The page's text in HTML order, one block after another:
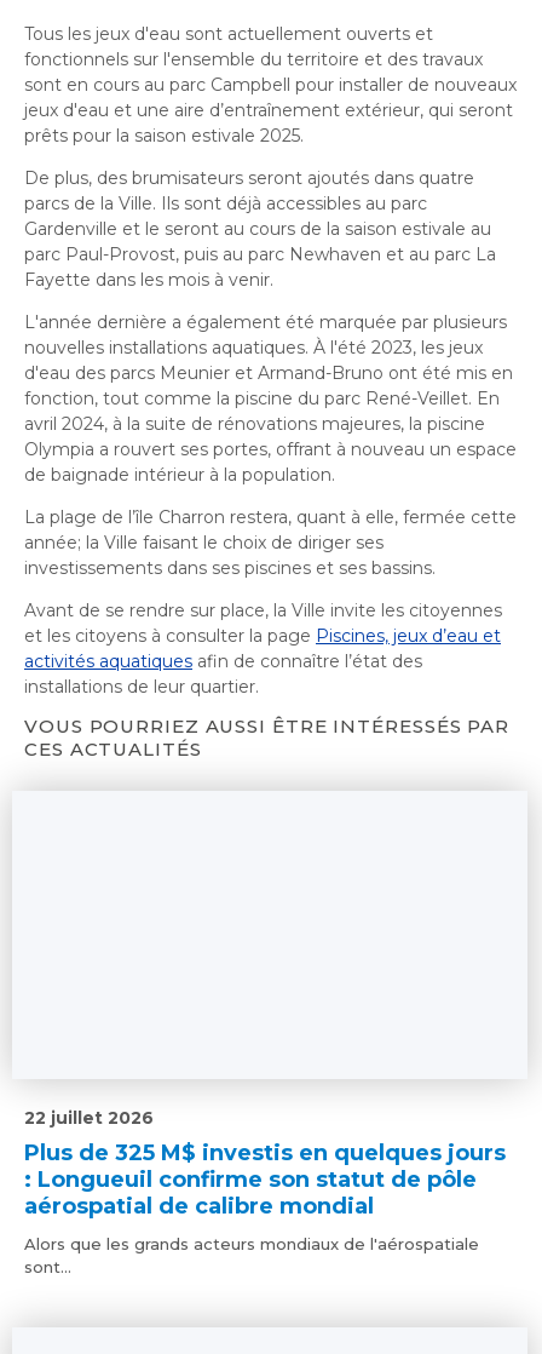
Tous les jeux d'eau sont actuellement ouverts et
fonctionnels sur l'ensemble du territoire et des travaux
sont en cours au parc Campbell pour installer de nouveaux
jeux d'eau et une aire d’entraînement extérieur, qui seront
prêts pour la saison estivale 2025.
De plus, des brumisateurs seront ajoutés dans quatre
parcs de la Ville. Ils sont déjà accessibles au parc
Gardenville et le seront au cours de la saison estivale au
parc Paul-Provost, puis au parc Newhaven et au parc La
Fayette dans les mois à venir.
L'année dernière a également été marquée par plusieurs
nouvelles installations aquatiques. À l'été 2023, les jeux
d'eau des parcs Meunier et Armand-Bruno ont été mis en
fonction, tout comme la piscine du parc René-Veillet. En
avril 2024, à la suite de rénovations majeures, la piscine
Olympia a rouvert ses portes, offrant à nouveau un espace
de baignade intérieur à la population.
La plage de l’île Charron restera, quant à elle, fermée cette
année; la Ville faisant le choix de diriger ses
investissements dans ses piscines et ses bassins.
Avant de se rendre sur place, la Ville invite les citoyennes
et les citoyens à consulter la page Piscines, jeux d’eau et
activités aquatiques afin de connaître l’état des
installations de leur quartier.
VOUS POURRIEZ AUSSI ÊTRE INTÉRESSÉS PAR
CES ACTUALITÉS
Plus de 325 M$ investis en quelques jours
: Longueuil confirme son statut de pôle
aérospatial de calibre mondial
22 juillet 2026
Alors que les grands acteurs mondiaux de l'aérospatiale
sont...